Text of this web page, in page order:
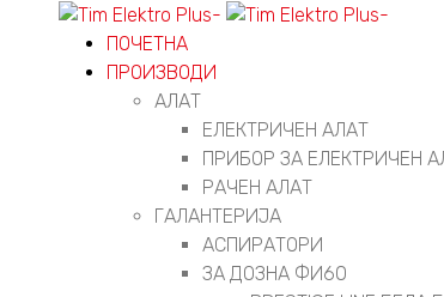
ПОЧЕТНА
ПРОИЗВОДИ
АЛАТ
ЕЛЕКТРИЧЕН АЛАТ
ПРИБОР ЗА ЕЛЕКТРИЧЕН
РАЧЕН АЛАТ
ГАЛАНТЕРИЈА
АСПИРАТОРИ
ЗА ДОЗНА ФИ60